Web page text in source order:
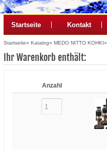
Startseite Kontakt
Startseite» Katalog» MEDO NITTO KOHKI»
Ihr Warenkorb enthält:
Anzahl